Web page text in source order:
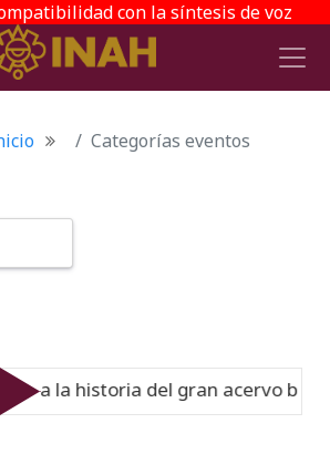
con la síntesis de voz
Categorías eventos
la historia del gran acervo